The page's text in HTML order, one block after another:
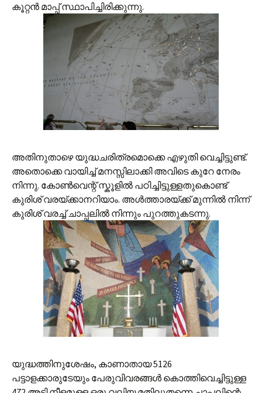
കൂറ്റന്‍ മാപ്പ് സ്ഥാപിച്ചിരിക്കുന്നു.
അതിനുതാഴെ യുദ്ധചരിത്രമൊക്കെ എഴുതി വെച്ചിട്ടുണ്ട്.
അതൊക്കെ വായിച്ച് മനസ്സിലാക്കി അവിടെ കുറേ നേരം
നിന്നു. കോണ്‍‌വെന്റ് സ്കൂളില്‍ പഠിച്ചിട്ടുള്ളതുകൊണ്ട്
കുരിശ് വരയ്ക്കാനറിയാം. അള്‍ത്താരയ്ക്ക് മുന്നില്‍ നിന്ന്
കുരിശ് വരച്ച് ചാപ്പലില്‍ നിന്നും പുറത്തുകടന്നു.
യുദ്ധത്തിനുശേഷം, കാണാതായ 5126
പട്ടാളക്കാരുടേയും പേരുവിവരങ്ങള്‍ കൊത്തിവെച്ചിട്ടുള്ള